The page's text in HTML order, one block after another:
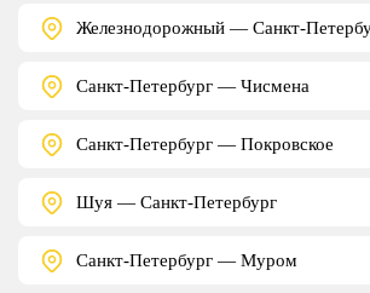
Железнодорожный — Санкт-
Санкт-Петербург — Чисмена
Санкт-Петербург — Покровское
Шуя — Санкт-Петербург
Санкт-Петербург — Муром